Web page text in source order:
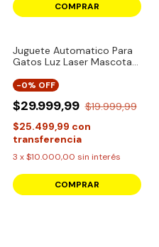
COMPRAR
Juguete Automatico Para
Gatos Luz Laser Mascotas
-0% OFF
$29.999,99 $19.999,99
$25.499,99 con
transferencia
3 x$10.000,00 sin interés
COMPRAR